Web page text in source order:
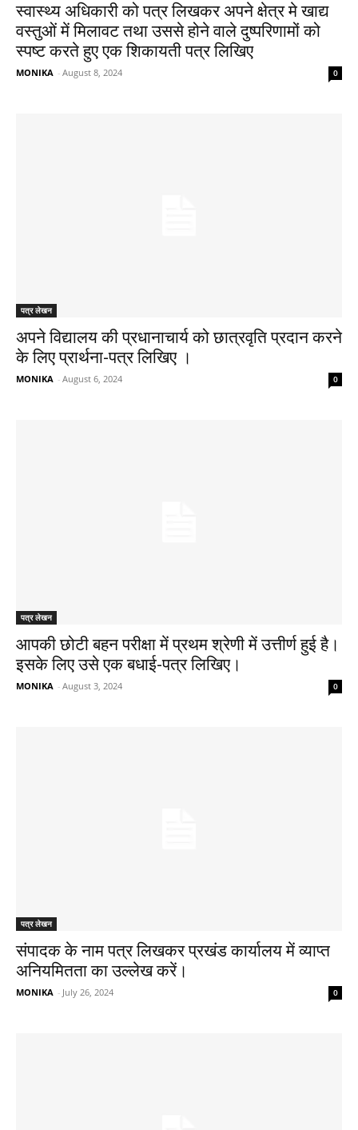
स्वास्थ्य अधिकारी को पत्र लिखकर अपने क्षेत्र मे खाद्य
वस्तुओं में मिलावट तथा उससे होने वाले दुष्परिणामों को
स्पष्ट करते हुए एक शिकायती पत्र लिखिए
MONIKA - August 8, 2024 0
पत्र लेखन
अपने विद्यालय की प्रधानाचार्य को छात्रवृति प्रदान करने
के लिए प्रार्थना-पत्र लिखिए ।
MONIKA - August 6, 2024 0
पत्र लेखन
आपकी छोटी बहन परीक्षा में प्रथम श्रेणी में उत्तीर्ण हुई है।
इसके लिए उसे एक बधाई-पत्र लिखिए।
MONIKA - August 3, 2024 0
पत्र लेखन
संपादक के नाम पत्र लिखकर प्रखंड कार्यालय में व्याप्त
अनियमितता का उल्लेख करें।
MONIKA - July 26, 2024 0